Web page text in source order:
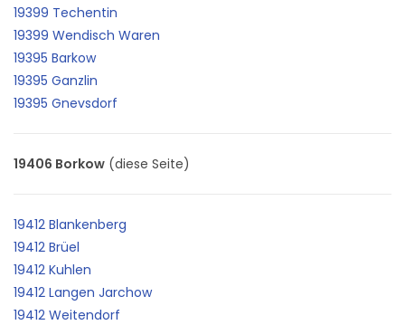
19399 Techentin
19399 Wendisch Waren
19395 Barkow
19395 Ganzlin
19395 Gnevsdorf
19406 Borkow (diese Seite)
19412 Blankenberg
19412 Brüel
19412 Kuhlen
19412 Langen Jarchow
19412 Weitendorf